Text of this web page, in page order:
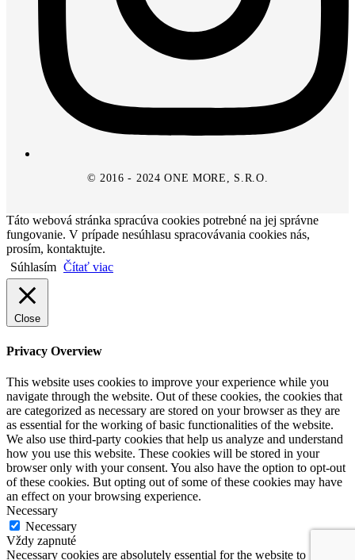
© 2016 - 2024 ONE MORE, S.R.O.
Táto webová stránka spracúva cookies potrebné na jej správne
fungovanie. V prípade nesúhlasu spracovávania cookies nás,
prosím, kontaktujte.
Súhlasím Čítať viac
Close
Privacy Overview
This website uses cookies to improve your experience while you
navigate through the website. Out of these cookies, the cookies that
are categorized as necessary are stored on your browser as they are
as essential for the working of basic functionalities of the website.
We also use third-party cookies that help us analyze and understand
how you use this website. These cookies will be stored in your
browser only with your consent. You also have the option to opt-out
of these cookies. But opting out of some of these cookies may have
an effect on your browsing experience.
Necessary
Necessary
Vždy zapnuté
Necessary cookies are absolutely essential for the website to